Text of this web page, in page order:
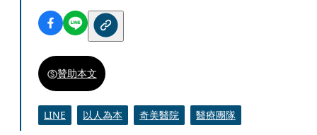
贊助本文
LINE 以人為本 奇美醫院 醫療團隊